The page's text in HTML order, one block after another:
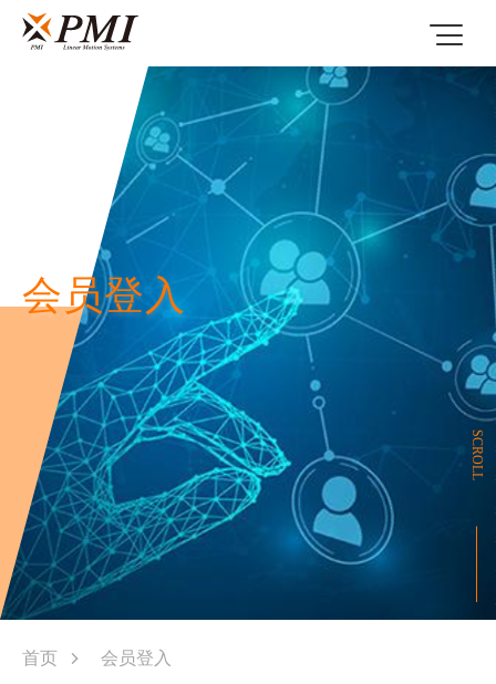
会员登入
SCROLL
首页 会员登入